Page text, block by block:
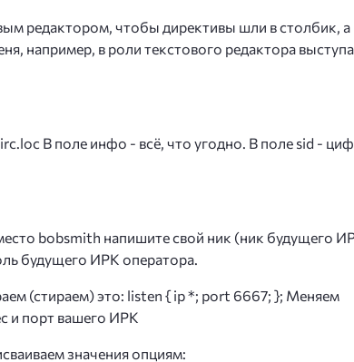
редактором, чтобы директивы шли в столбик, а
например, в роли текстового редактора
В поле инфо - всё, что угодно. В поле sid -
bobsmith напишите свой ник (ник будущего
будущего ИРК оператора.
(стираем) это: listen { ip *; port 6667; }; Меняем
и порт вашего ИРК
значения опциям: